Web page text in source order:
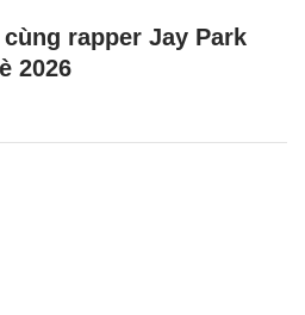
rapper Jay Park
2026